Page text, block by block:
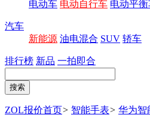
电动车 电动自行车 电动平衡
汽车
新能源 油电混合 SUV 轿车
排行榜 新品 一拍即合
ZOL报价首页> 智能手表> 华为智